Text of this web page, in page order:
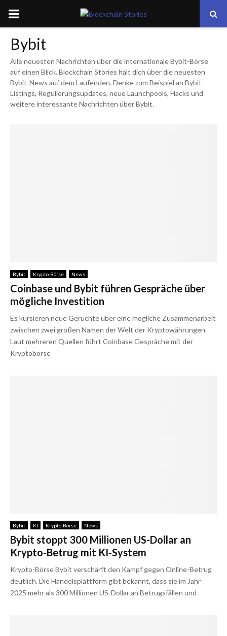
PRIMARY
MENU
Bybit
Alle neuesten Nachrichten über die internationale Bybit-Börse
auf einen Blick. Blockchain Stories hält dich über die neuesten
Bybit-News auf dem Laufenden. Denke zum Beispiel an Bybit-
Listings, Regulierungsupdates, neue Launchpools, Hacks und
weitere interessante Nachrichten über Bybit.
Bybit Krypto-Börse News
Coinbase und Bybit führen Gespräche über
mögliche Investition
Es kursieren neue Gerüchte über eine mögliche Zusammenarbeit
zwischen zwei großen Namen der Welt der Kryptowährungen.
Laut mehreren Quellen führt Coinbase Gespräche mit der
Kryptobörse
Bybit KI Krypto-Börse News
Bybit stoppt 300 Millionen US-Dollar an
Krypto-Betrug mit KI-System
Krypto-Börse Bybit verschärft den Kampf gegen Online-Betrug
deutlich. Die Handelsplattform gibt bekannt, dass sie im Jahr
2025 mehr als 300 Millionen US-Dollar an Betrugsfällen und